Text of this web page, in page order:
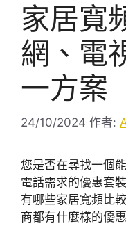
家居寬
網、電
一方案
24/10/2024 作者:
您是否在尋找一個
電話需求的優惠套
有哪些家居寬頻比
商都有什麼樣的優